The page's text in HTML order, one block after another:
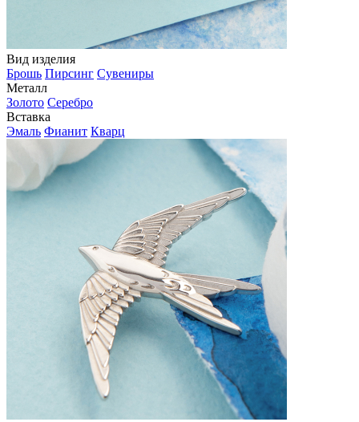
Вид изделия
Брошь Пирсинг Сувениры
Металл
Золото Серебро
Вставка
Эмаль Фианит Кварц